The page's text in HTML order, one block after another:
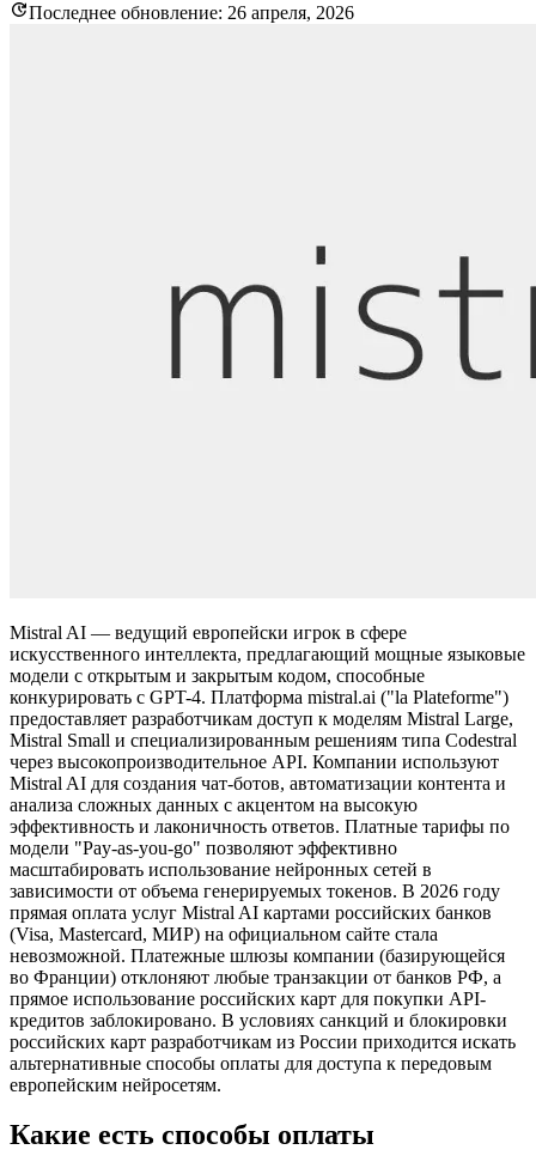
Последнее обновление: 26 апреля, 2026
Mistral AI — ведущий европейски игрок в сфере
искусственного интеллекта, предлагающий мощные языковые
модели с открытым и закрытым кодом, способные
конкурировать с GPT-4. Платформа mistral.ai ("la Plateforme")
предоставляет разработчикам доступ к моделям Mistral Large,
Mistral Small и специализированным решениям типа Codestral
через высокопроизводительное API. Компании используют
Mistral AI для создания чат-ботов, автоматизации контента и
анализа сложных данных с акцентом на высокую
эффективность и лаконичность ответов. Платные тарифы по
модели "Pay-as-you-go" позволяют эффективно
масштабировать использование нейронных сетей в
зависимости от объема генерируемых токенов. В 2026 году
прямая оплата услуг Mistral AI картами российских банков
(Visa, Mastercard, МИР) на официальном сайте стала
невозможной. Платежные шлюзы компании (базирующейся
во Франции) отклоняют любые транзакции от банков РФ, а
прямое использование российских карт для покупки API-
кредитов заблокировано. В условиях санкций и блокировки
российских карт разработчикам из России приходится искать
альтернативные способы оплаты для доступа к передовым
европейским нейросетям.
Какие есть способы оплаты